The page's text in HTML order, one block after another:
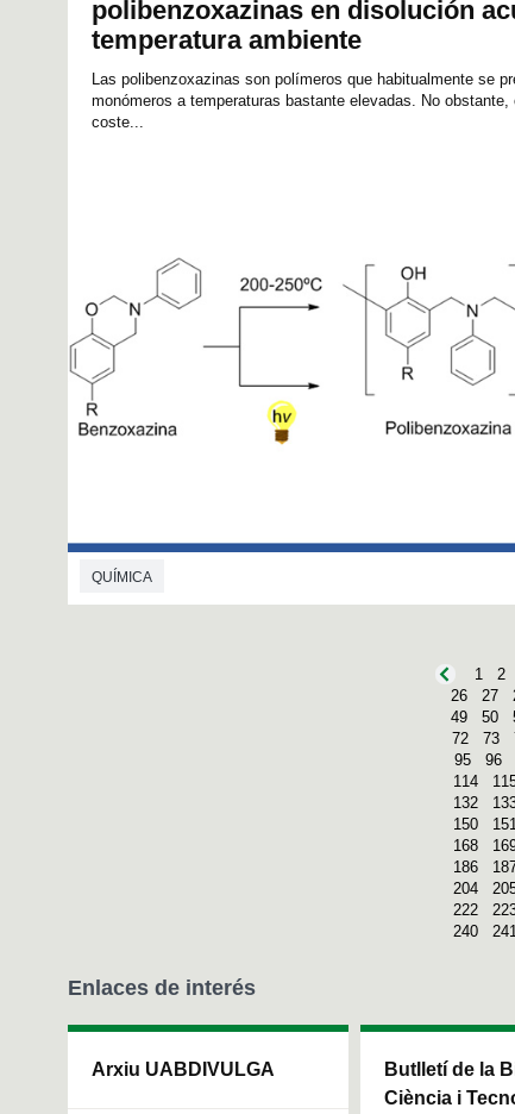
polibenzoxazinas en disolución
temperatura ambiente
Las polibenzoxazinas son polímeros que habitualmente se
monómeros a temperaturas bastante elevadas. No
coste...
QUÍMICA
1 2
26
27
49
50
72
73
95
96
114
132
150
168
186
204
222
240
Enlaces de interés
Arxiu UABDIVULGA
Butlletí de la
Ciència i